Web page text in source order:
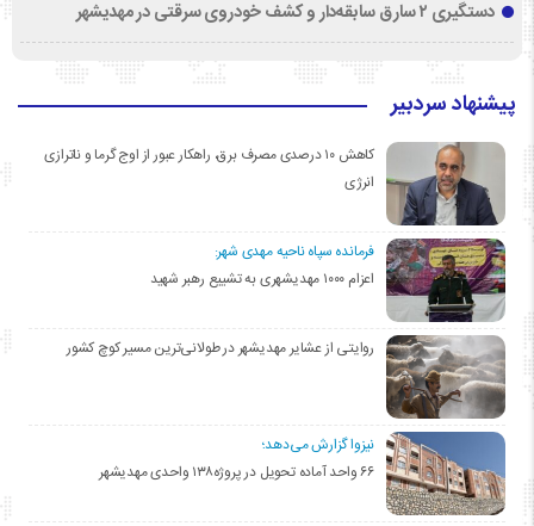
دستگیری ۲ سارق سابقه‌دار و کشف خودروی سرقتی در مهدیشهر
پیشنهاد سردبیر
کاهش ۱۰ درصدی مصرف برق، راهکار عبور از اوج گرما و ناترازی
انرژی
فرمانده سپاه ناحیه مهدی شهر:
اعزام ۱۰۰۰ مهدیشهری به تشییع رهبر شهید
روایتی از عشایر مهدیشهر در طولانی‌ترین مسیر کوچ کشور
نیزوا گزارش می‌دهد؛
۶۶ واحد آماده تحویل در پروژه۱۳۸ واحدی مهدیشهر